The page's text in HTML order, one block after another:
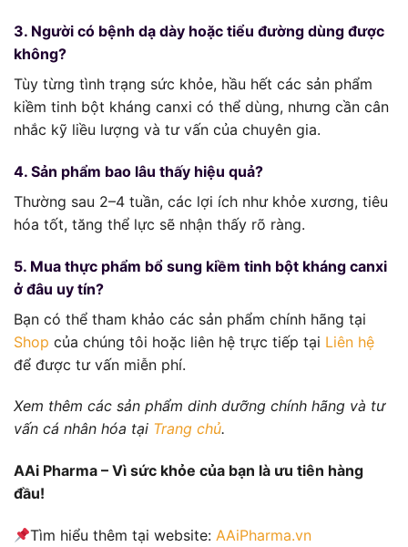
3. Người có bệnh dạ dày hoặc tiểu đường dùng được
không?
Tùy từng tình trạng sức khỏe, hầu hết các sản phẩm
kiềm tinh bột kháng canxi có thể dùng, nhưng cần cân
nhắc kỹ liều lượng và tư vấn của chuyên gia.
4. Sản phẩm bao lâu thấy hiệu quả?
Thường sau 2–4 tuần, các lợi ích như khỏe xương, tiêu
hóa tốt, tăng thể lực sẽ nhận thấy rõ ràng.
5. Mua thực phẩm bổ sung kiềm tinh bột kháng canxi
ở đâu uy tín?
Bạn có thể tham khảo các sản phẩm chính hãng tại
Shop của chúng tôi hoặc liên hệ trực tiếp tại Liên hệ
để được tư vấn miễn phí.
Xem thêm các sản phẩm dinh dưỡng chính hãng và tư
vấn cá nhân hóa tại Trang chủ.
AAi Pharma – Vì sức khỏe của bạn là ưu tiên hàng
đầu!
Tìm hiểu thêm tại website:AAiPharma.vn